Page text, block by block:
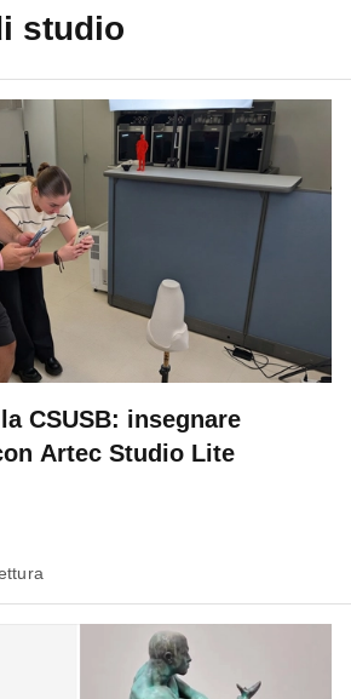
studio
CSUSB: insegnare
Artec Studio Lite